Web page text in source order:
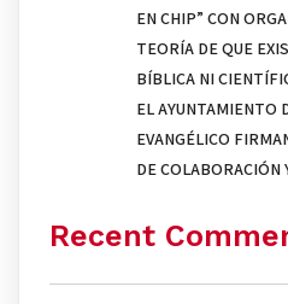
EN CHIP” CON
TEORÍA DE QUE
BÍBLICA NI
EL AYUNTAMIENTO
EVANGÉLICO
DE COLABORACIÓN
Recent